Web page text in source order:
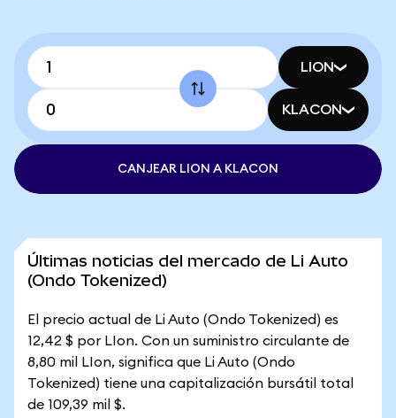
LION
KLACON
CANJEAR LION A KLACON
Últimas noticias del mercado de Li Auto
(Ondo Tokenized)
El precio actual de Li Auto (Ondo Tokenized) es
12,42 $ por LIon. Con un suministro circulante de
8,80 mil LIon, significa que Li Auto (Ondo
Tokenized) tiene una capitalización bursátil total
de 109,39 mil $.